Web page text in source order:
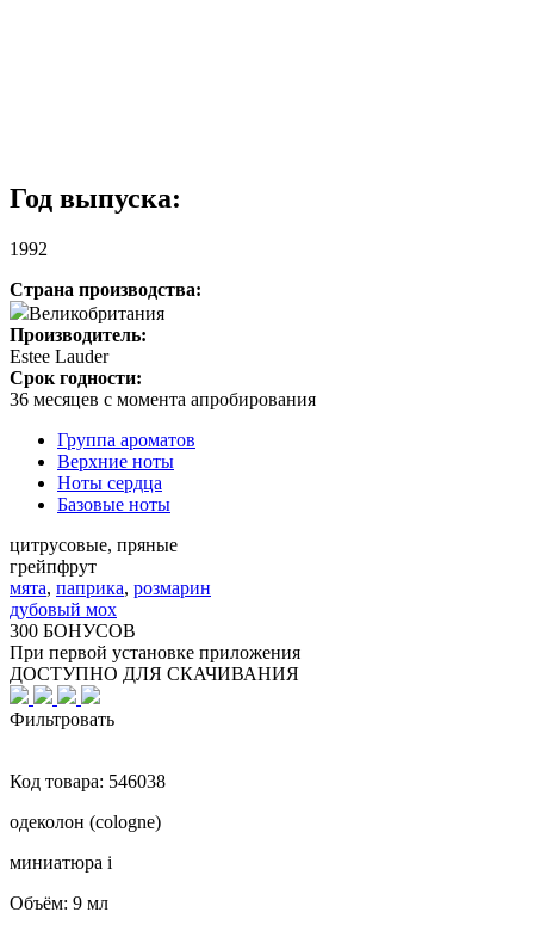
Год выпуска:
1992
Страна производства:
Великобритания
Производитель:
Estee Lauder
Срок годности:
36 месяцев с момента апробирования
Группа ароматов
Верхние ноты
Ноты сердца
Базовые ноты
цитрусовые, пряные
грейпфрут
мята, паприка, розмарин
дубовый мох
300 БОНУСОВ
При первой установке приложения
ДОСТУПНО ДЛЯ СКАЧИВАНИЯ
Фильтровать
Код товара: 546038
одеколон (cologne)
миниатюра i
Объём: 9 мл